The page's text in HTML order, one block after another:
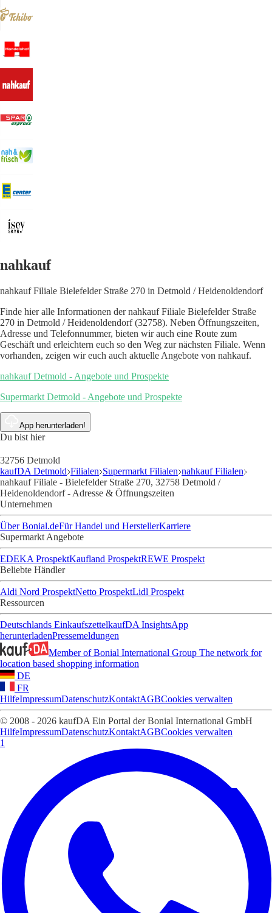
nahkauf
nahkauf Filiale Bielefelder Straße 270 in Detmold / Heidenoldendorf
Finde hier alle Informationen der nahkauf Filiale Bielefelder Straße
270 in Detmold / Heidenoldendorf (32758). Neben Öffnungszeiten,
Adresse und Telefonnummer, bieten wir auch eine Route zum
Geschäft und erleichtern euch so den Weg zur nächsten Filiale. Wenn
vorhanden, zeigen wir euch auch aktuelle Angebote von nahkauf.
nahkauf Detmold - Angebote und Prospekte
Supermarkt Detmold - Angebote und Prospekte
App herunterladen!
Du bist hier
32756 Detmold
kaufDA Detmold Filialen Supermarkt Filialen nahkauf Filialen
nahkauf Filiale - Bielefelder Straße 270, 32758 Detmold /
Heidenoldendorf - Adresse & Öffnungszeiten
Unternehmen
Über Bonial.deFür Handel und HerstellerKarriere
Supermarkt Angebote
EDEKA ProspektKaufland ProspektREWE Prospekt
Beliebte Händler
Aldi Nord ProspektNetto ProspektLidl Prospekt
Ressourcen
Deutschlands EinkaufszettelkaufDA InsightsApp
herunterladenPressemeldungen
Member of Bonial International Group The network for
location based shopping information
DE
FR
HilfeImpressumDatenschutzKontaktAGBCookies verwalten
© 2008 - 2026 kaufDA Ein Portal der Bonial International GmbH
HilfeImpressumDatenschutzKontaktAGBCookies verwalten
1